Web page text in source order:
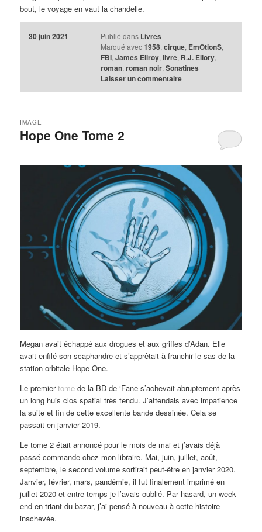
bout, le voyage en vaut la chandelle.
30 juin 2021 Publié dans Livres
Marqué avec 1958, cirque, EmOtionS,
FBI, James Ellroy, livre, R.J. Ellory,
roman, roman noir, Sonatines
Laisser un commentaire
Hope One Tome 2
IMAGE
Megan avait échappé aux drogues et aux griffes d’Adan. Elle
avait enfilé son scaphandre et s’apprêtait à franchir le sas de la
station orbitale Hope One.
Le premiertome de la BD de ‘Fane s’achevait abruptement après
un long huis clos spatial très tendu. J’attendais avec impatience
la suite et fin de cette excellente bande dessinée. Cela se
passait en janvier 2019.
Le tome 2 était annoncé pour le mois de mai et j’avais déjà
passé commande chez mon libraire. Mai, juin, juillet, août,
septembre, le second volume sortirait peut-être en janvier 2020.
Janvier, février, mars, pandémie, il fut finalement imprimé en
juillet 2020 et entre temps je l’avais oublié. Par hasard, un week-
end en triant du bazar, j’ai pensé à nouveau à cette histoire
inachevée.